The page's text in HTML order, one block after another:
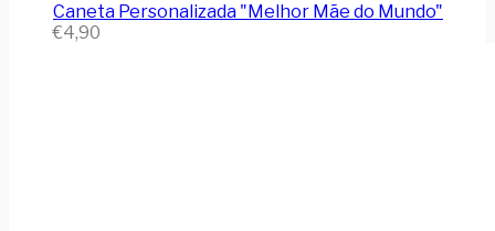
Caneta Personalizada "Melhor Mãe do Mundo"
€4,90